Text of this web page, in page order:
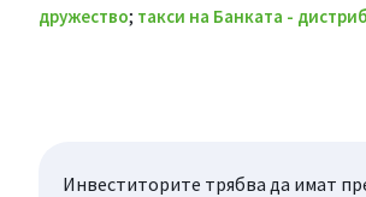
дружество; такси на Банката -
Инвеститорите трябва да имат